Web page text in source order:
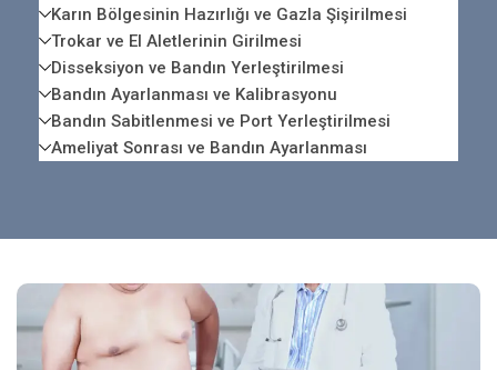
Karın Bölgesinin Hazırlığı ve Gazla Şişirilmesi
Trokar ve El Aletlerinin Girilmesi
Disseksiyon ve Bandın Yerleştirilmesi
Bandın Ayarlanması ve Kalibrasyonu
Bandın Sabitlenmesi ve Port Yerleştirilmesi
Ameliyat Sonrası ve Bandın Ayarlanması